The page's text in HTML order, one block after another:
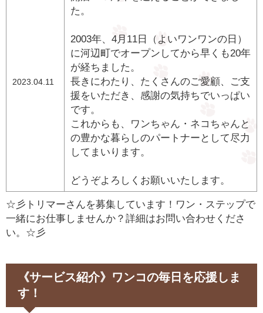
2023.04.11
た。
2003年、4月11日（よいワンワンの日）
に河辺町でオープンしてから早くも20年
が経ちました。
長きにわたり、たくさんのご愛顧、ご支
援をいただき、感謝の気持ちでいっぱい
です。
これからも、ワンちゃん・ネコちゃんと
の豊かな暮らしのパートナーとして尽力
してまいります。
どうぞよろしくお願いいたします。
☆彡トリマーさんを募集しています！ワン・ステップで
一緒にお仕事しませんか？詳細はお問い合わせくださ
い。☆彡
《サービス紹介》ワンコの毎日を応援しま
す！